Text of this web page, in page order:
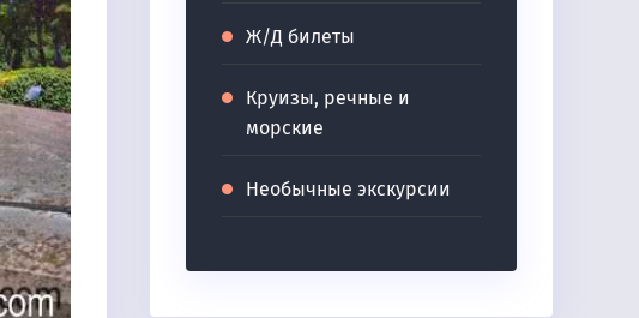
Ж/Д билеты
Круизы, речные и
морские
Необычные экскурсии